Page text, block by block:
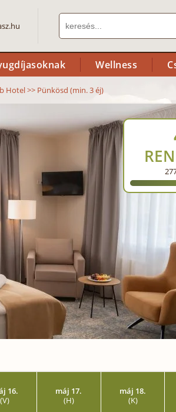
Wellness
Hotel>> Pünkösd (min. 3 éj)
16.
(V)
máj 17.
(H)
máj 18.
(K)